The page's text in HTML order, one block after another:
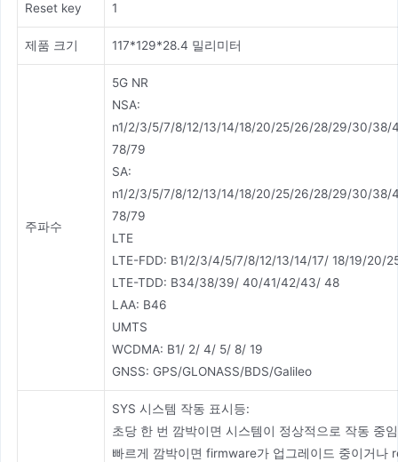
Reset key 1
제품 크기 117*129*28.4 밀리미터
주파수
5G NR
NSA:
n1/2/3/5/7/8/12/13/14/18/20/25/26/28/29/30/
78/79
SA:
n1/2/3/5/7/8/12/13/14/18/20/25/26/28/29/30/
78/79
LTE
LTE-FDD: B1/2/3/4/5/7/8/12/13/14/17/ 18/19/
LTE-TDD: B34/38/39/ 40/41/42/43/ 48
LAA: B46
UMTS
WCDMA: B1/ 2/ 4/ 5/ 8/ 19
GNSS: GPS/GLONASS/BDS/Galileo
SYS 시스템 작동 표시등:
초당 한 번 깜박이면 시스템이 정상적으로 작동 중
빠르게 깜박이면 firmware가 업그레이드 중이거나